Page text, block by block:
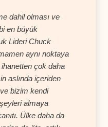
dahil olması ve
en büyük
Lideri Chuck
aynı noktaya
çok daha
aslında içeriden
bizim kendi
almaya
Ülke daha da